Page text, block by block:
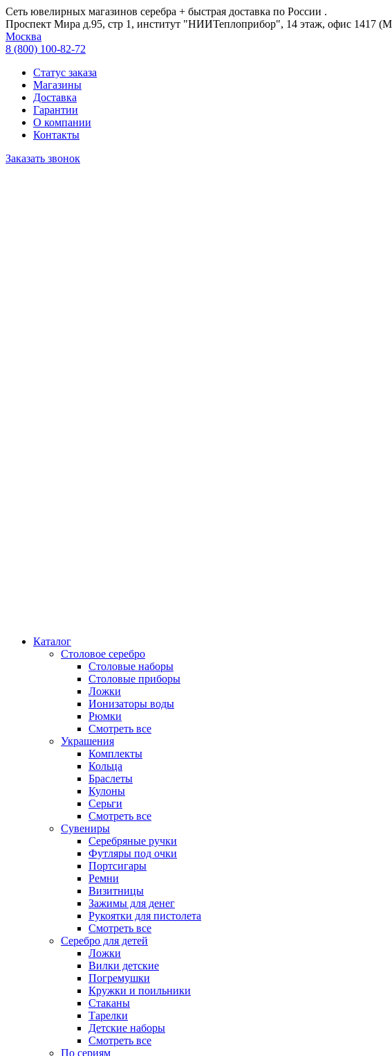
Сеть ювелирных магазинов серебра + быстрая доставка по России .
Проспект Мира д.95, стр 1, институт "НИИТеплоприбор", 14 этаж, офис 1417
Москва
8 (800) 100-82-72
Статус заказа
Магазины
Доставка
Гарантии
О компании
Контакты
Заказать звонок
Каталог
Столовое серебро
Столовые наборы
Столовые приборы
Ложки
Ионизаторы воды
Рюмки
Смотреть все
Украшения
Комплекты
Кольца
Браслеты
Кулоны
Серьги
Смотреть все
Сувениры
Серебряные ручки
Футляры под очки
Портсигары
Ремни
Визитницы
Зажимы для денег
Рукоятки для пистолета
Смотреть все
Серебро для детей
Ложки
Вилки детские
Погремушки
Кружки и поильники
Стаканы
Тарелки
Детские наборы
Смотреть все
По сериям